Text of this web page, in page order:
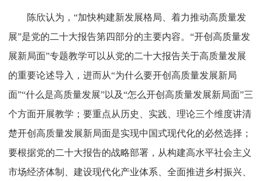
陈欣认为 ， “加快构建新发展格局、着力推动高质量发
展”是党的二十大报告第四部分的主要内容。 “开创高质量发
展新局面”专题教学可以从党的二十大报告关于高质量发展
的重要论述导入，进而从“为什么要开创高质量发展新局
面”“什么是高质量发展”以及“怎么开创高质量发展新局面”三
个方面开展教学；要重点从历史、实践、理论三个维度讲清
楚开创高质量发展新局面是实现中国式现代化的必然选择；
要根据党的二十大报告的战略部署，从构建高水平社会主义
市场经济体制、建设现代化产业体系、全面推进乡村振兴、